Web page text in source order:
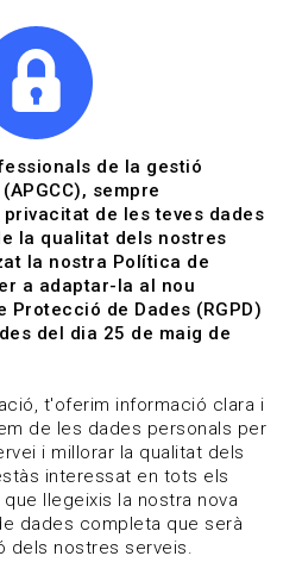
al dia
i notícies del sector de la
cultura.
de la gestió
sempre
de les teves dades
la qualitat dels nostres
la nostra Política de
a adaptar-la al nou
Protecció de Dades (RGPD)
del dia 25 de maig de
t'oferim informació clara i
de les dades personals per
i millorar la qualitat dels
interessat en tots els
llegeixis la nostra nova
dades completa que serà
dels nostres serveis.